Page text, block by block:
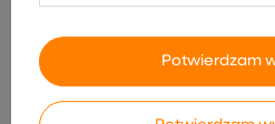
Potwierdzam